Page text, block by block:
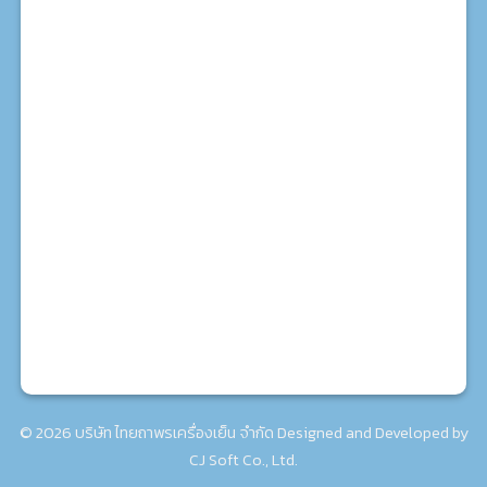
© 2026 บริษัท ไทยถาพรเครื่องเย็น จำกัด Designed and Developed by
CJ Soft Co., Ltd.